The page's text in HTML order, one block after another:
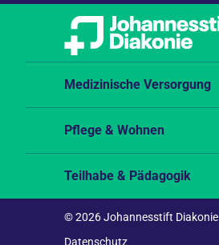
Medizinische Versorgung
Pflege & Wohnen
Teilhabe & Pädagogik
© 2026 Johannesstift Diakonie
Datenschutz